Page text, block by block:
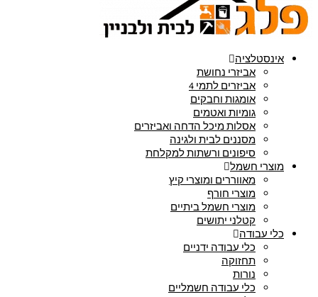
אינסטלציה
אביזרי נחושת
אביזרים לתמי 4
אומגות וחבקים
גומיות ואטמים
אסלות מיכל הדחה ואביזרים
מסננים לבית ולגינה
סיפונים ורשתות למקלחת
מוצרי חשמל
מאווררים ומוצרי קיץ
מוצרי חורף
מוצרי חשמל ביתיים
קטלני יתושים
כלי עבודה
כלי עבודה ידניים
תחזוקה
נורות
כלי עבודה חשמליים